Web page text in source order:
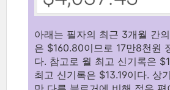
아래는 필자의 최근 3개월 간
은 $160.80이므로 17만8천원
다. 참고로 월 최고 신기록은
최고 신기록은 $13.19이다. 상